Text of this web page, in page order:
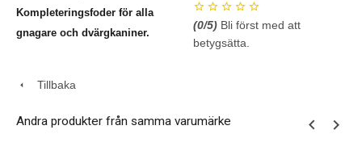
Kompleteringsfoder för alla
gnagare och dvärgkaniner.
(0/5) Bli först med att
betygsätta.
Tillbaka
Andra produkter från samma varumärke